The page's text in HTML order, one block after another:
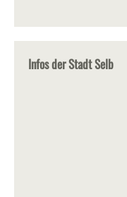
Infos der Stadt Selb